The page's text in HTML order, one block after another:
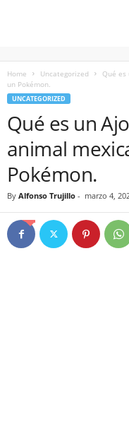
Home Uncategorized
Qué
un Pokémon.
UNCATEGORIZED
Qué es un
animal
Pokémon.
By Alfonso Trujillo - marzo 4,